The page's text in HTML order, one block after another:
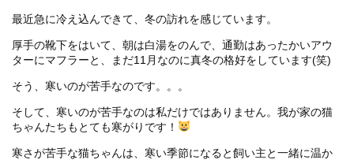
最近急に冷え込んできて、冬の訪れを感じています。
厚手の靴下をはいて、朝は白湯をのんで、通勤はあったかいアウ
ターにマフラーと、まだ11月なのに真冬の格好をしています(笑)
そう、寒いのが苦手なのです。。。
そして、寒いのが苦手なのは私だけではありません。我が家の猫
ちゃんたちもとても寒がりです！
寒さが苦手な猫ちゃんは、寒い季節になると飼い主と一緒に温か